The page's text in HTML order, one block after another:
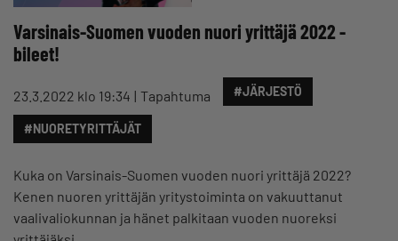
Varsinais-Suomen vuoden nuori yrittäjä 2022 -
bileet!
23.3.2022 klo 19:34 Tapahtuma #JÄRJESTÖ
#NUORETYRITTÄJÄT
Kuka on Varsinais-Suomen vuoden nuori yrittäjä 2022?
Kenen nuoren yrittäjän yritystoiminta on vakuuttanut
vaalivaliokunnan ja hänet palkitaan vuoden nuoreksi